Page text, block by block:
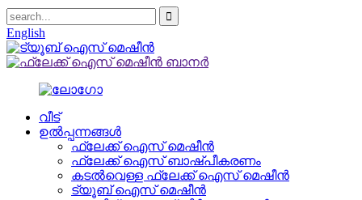
English
വീട്
ഉൽപ്പന്നങ്ങൾ
ഫ്ലേക്ക് ഐസ് മെഷീൻ
ഫ്ലേക്ക് ഐസ് ബാഷ്പീകരണം
കടൽവെള്ള ഫ്ലേക്ക് ഐസ് മെഷീൻ
ട്യൂബ് ഐസ് മെഷീൻ